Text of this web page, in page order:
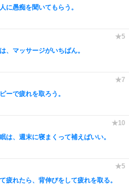
に愚痴を聞いてもらう。
、マッサージがいちばん。
ーで疲れを取ろう。
は、週末に寝まくって補えばいい。
疲れたら、背伸びをして疲れを取る。